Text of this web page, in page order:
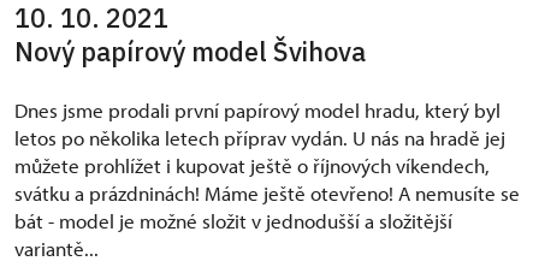
10. 10. 2021
Nový papírový model Švihova
Dnes jsme prodali první papírový model hradu, který byl
letos po několika letech příprav vydán. U nás na hradě jej
můžete prohlížet i kupovat ještě o říjnových víkendech,
svátku a prázdninách! Máme ještě otevřeno! A nemusíte se
bát - model je možné složit v jednodušší a složitější
variantě...